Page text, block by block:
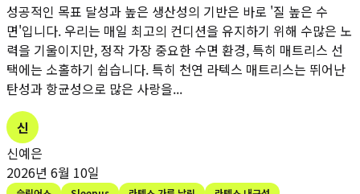
성공적인 목표 달성과 높은 생산성의 기반은 바로 '질 높은 수
면'입니다. 우리는 매일 최고의 컨디션을 유지하기 위해 수많은 노
력을 기울이지만, 정작 가장 중요한 수면 환경, 특히 매트리스 선
택에는 소홀하기 쉽습니다. 특히 천연 라텍스 매트리스는 뛰어난
탄성과 항균성으로 많은 사랑을...
신
신예은
2026년 6월 10일